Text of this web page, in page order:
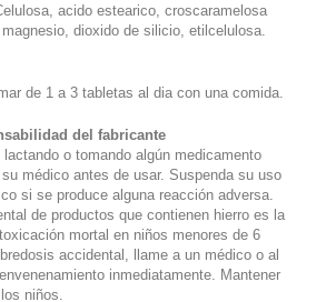
acido estearico, croscaramelosa
dioxido de silicio, etilcelulosa.
de 1 a 3 tabletas al dia con una comida.
del fabricante
o tomando algún medicamento
médico antes de usar. Suspenda su uso
si se produce alguna reacción adversa.
de productos que contienen hierro es la
mortal en niños menores de 6
accidental, llame a un médico o al
inmediatamente. Mantener
niños.